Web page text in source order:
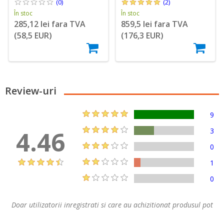
(0)
În stoc
285,12 lei fara TVA
(58,5 EUR)
(2)
În stoc
859,5 lei fara TVA
(176,3 EUR)
Review-uri
4.46
9
3
0
1
0
Doar utilizatorii inregistrati si care au achizitionat produsul pot